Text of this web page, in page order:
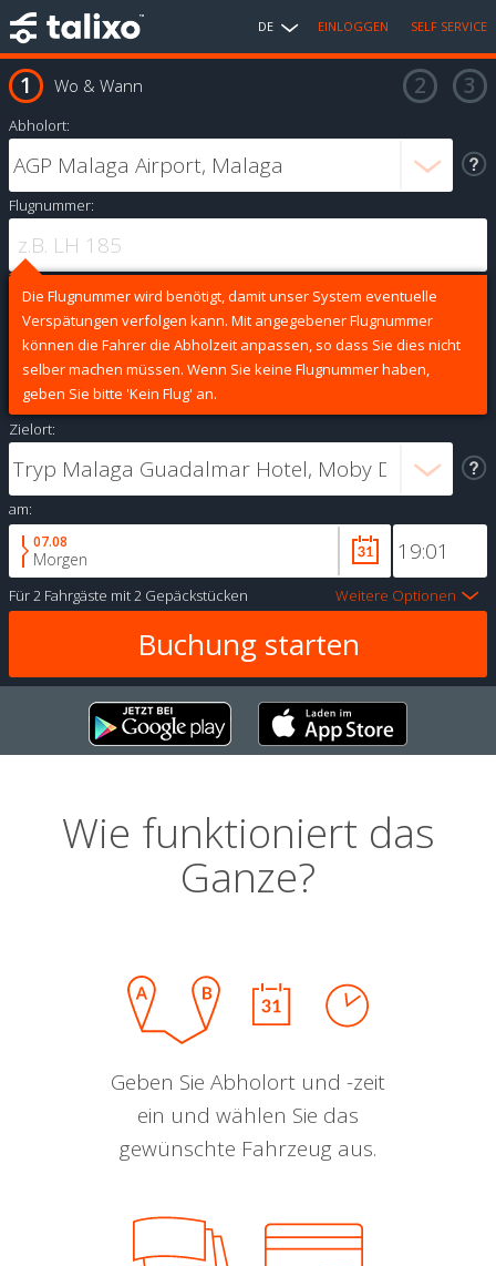
DE EINLOGGEN SELF SERVICE
Wo & Wann
Abholort:
Flugnummer:
Die Flugnummer wird benötigt, damit unser System eventuelle
Verspätungen verfolgen kann. Mit angegebener Flugnummer
können die Fahrer die Abholzeit anpassen, so dass Sie dies nicht
selber machen müssen. Wenn Sie keine Flugnummer haben,
geben Sie bitte 'Kein Flug' an.
Zielort:
am:
07.08
Morgen
Für2 Fahrgäste mit2 Gepäckstücken Weitere Optionen
Wie funktioniert das
Ganze?
Geben Sie Abholort und -zeit
ein und wählen Sie das
gewünschte Fahrzeug aus.